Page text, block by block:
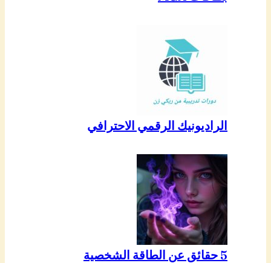
الراديونيك الرقمي الاحترافي
5 حقائق عن الطاقة الشخصية